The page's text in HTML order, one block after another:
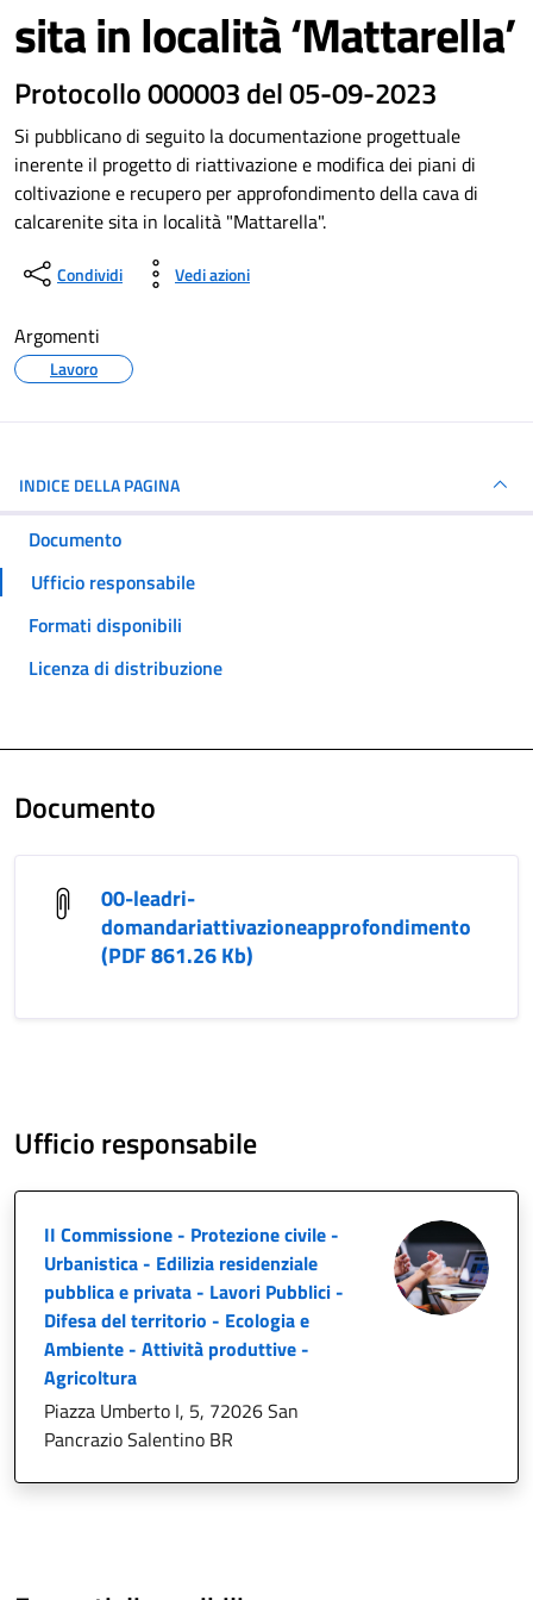
sita in località ‘Mattarella’
Dettagli del documento
Protocollo 000003 del 05-09-2023
Si pubblicano di seguito la documentazione progettuale
inerente il progetto di riattivazione e modifica dei piani di
coltivazione e recupero per approfondimento della cava di
calcarenite sita in località "Mattarella".
Condividi Vedi azioni
Argomenti
Lavoro
INDICE DELLA PAGINA
Documento
Ufficio responsabile
Formati disponibili
Licenza di distribuzione
Documento
00-leadri-
domandariattivazioneapprofondimento
(PDF 861.26 Kb)
Ufficio responsabile
II Commissione - Protezione civile -
Urbanistica - Edilizia residenziale
pubblica e privata - Lavori Pubblici -
Difesa del territorio - Ecologia e
Ambiente - Attività produttive -
Agricoltura
Piazza Umberto I, 5, 72026 San
Pancrazio Salentino BR